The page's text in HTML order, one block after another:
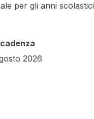
per gli anni scolastici
2026